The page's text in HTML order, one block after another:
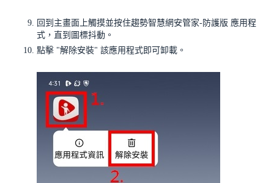
回到主畫面上觸摸並按住趨勢智慧網安管家-防護版 應用程
式，直到圖標抖動。
點擊 "解除安裝" 該應用程式即可卸載。